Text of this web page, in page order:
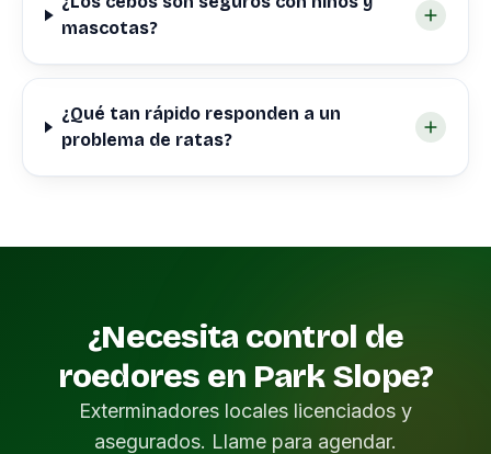
mascotas?
¿Qué tan rápido responden a un
problema de ratas?
¿Necesita control de
roedores en Park Slope?
Exterminadores locales licenciados y
asegurados. Llame para agendar.